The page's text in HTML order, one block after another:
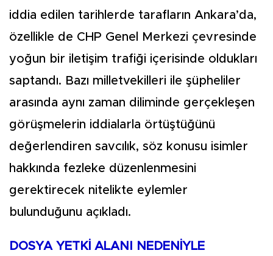
iddia edilen tarihlerde tarafların Ankara’da,
özellikle de CHP Genel Merkezi çevresinde
yoğun bir iletişim trafiği içerisinde oldukları
saptandı. Bazı milletvekilleri ile şüpheliler
arasında aynı zaman diliminde gerçekleşen
görüşmelerin iddialarla örtüştüğünü
değerlendiren savcılık, söz konusu isimler
hakkında fezleke düzenlenmesini
gerektirecek nitelikte eylemler
bulunduğunu açıkladı.
DOSYA YETKİ ALANI NEDENİYLE